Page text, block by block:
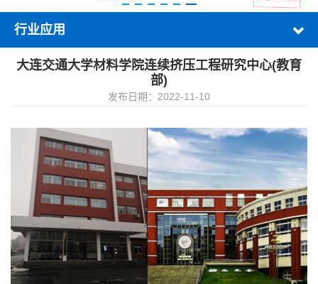
行业应用
大连交通大学材料学院连续挤压工程研究中心(教育
部)
发布日期：2022-11-10